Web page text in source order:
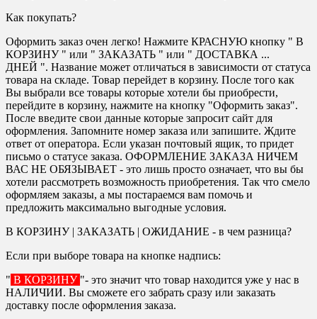
Как покупать?
Оформить заказ очен легко! Нажмите КРАСНУЮ кнопку " В
КОРЗИНУ " или " ЗАКАЗАТЬ " или " ДОСТАВКА ...
ДНЕЙ ". Название может отличаться в зависимости от статуса
товара на складе. Товар перейдет в корзину. После того как
Вы выбрали все товары которые хотели бы приобрести,
перейдите в корзину, нажмите на кнопку "Оформить заказ".
После введите свои данные которые запросит сайт для
оформления. Запомните номер заказа или запишите. Ждите
ответ от оператора. Если указан почтовый ящик, то придет
письмо о статусе заказа. ОФОРМЛЕНИЕ ЗАКАЗА НИЧЕМ
ВАС НЕ ОБЯЗЫВАЕТ - это лишь просто означает, что вы бы
хотели рассмотреть возможность приобретения. Так что смело
оформляем заказы, а мы постараемся вам помочь и
предложить максимально выгодные условия.
В КОРЗИНУ | ЗАКАЗАТЬ | ОЖИДАНИЕ - в чем разница?
Если при выборе товара на кнопке надпись:
" В КОРЗИНУ "- это значит что товар находится уже у нас в
НАЛИЧИИ. Вы сможете его забрать сразу или заказать
доставку после оформления заказа.